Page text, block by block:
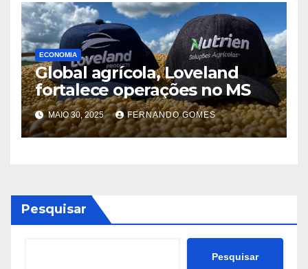
ECONOMIA
Global agrícola, Loveland
fortalece operações no MS
MAIO 30, 2025 FERNANDO GOMES
Pesquisar
Pesquisar